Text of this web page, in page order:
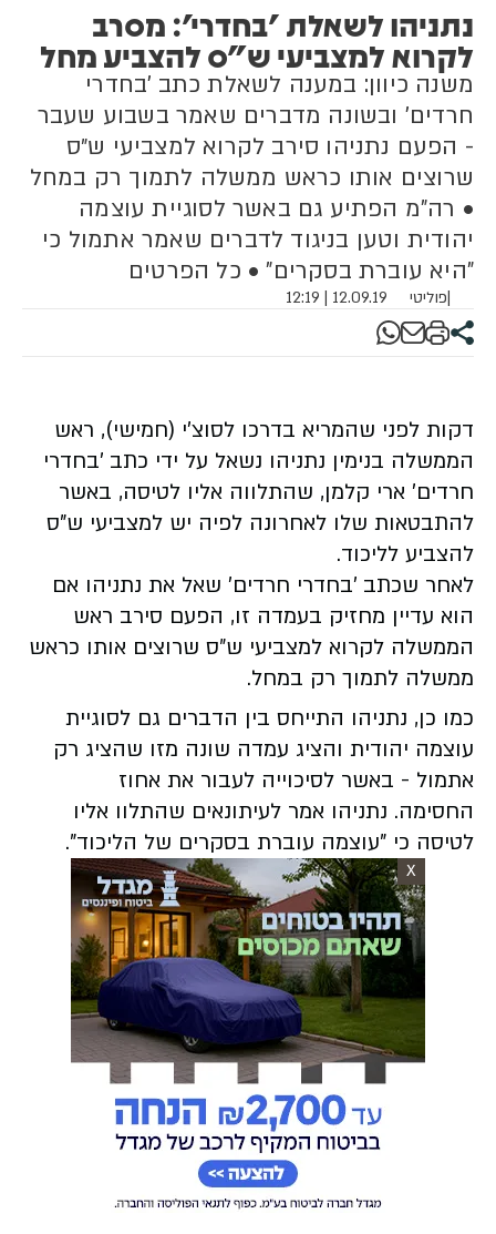
נתניהו לשאלת 'בחדרי': מסרב
לקרוא למצביעי ש"ס להצביע מחל
משנה כיוון: במענה לשאלת כתב 'בחדרי
חרדים' ובשונה מדברים שאמר בשבוע שעבר
- הפעם נתניהו סירב לקרוא למצביעי ש״ס
שרוצים אותו כראש ממשלה לתמוך רק במחל
• רה"מ הפתיע גם באשר לסוגיית עוצמה
יהודית וטען בניגוד לדברים שאמר אתמול כי
"היא עוברת בסקרים" • כל הפרטים
|פוליטי 12.09.19 | 12:19
דקות לפני שהמריא בדרכו לסוצ'י (חמישי), ראש
הממשלה בנימין נתניהו נשאל על ידי כתב 'בחדרי
חרדים' ארי קלמן, שהתלווה אליו לטיסה, באשר
להתבטאות שלו לאחרונה לפיה יש למצביעי ש"ס
להצביע לליכוד.
לאחר שכתב 'בחדרי חרדים' שאל את נתניהו אם
הוא עדיין מחזיק בעמדה זו, הפעם סירב ראש
הממשלה לקרוא למצביעי ש״ס שרוצים אותו כראש
ממשלה לתמוך רק במחל.
כמו כן, נתניהו התייחס בין הדברים גם לסוגיית
עוצמה יהודית והציג עמדה שונה מזו שהציג רק
אתמול - באשר לסיכוייה לעבור את אחוז
החסימה. נתניהו אמר לעיתונאים שהתלוו אליו
לטיסה כי "עוצמה עוברת בסקרים של הליכוד".
X